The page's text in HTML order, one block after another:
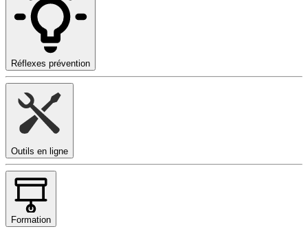
Réflexes prévention
Outils en ligne
Formation